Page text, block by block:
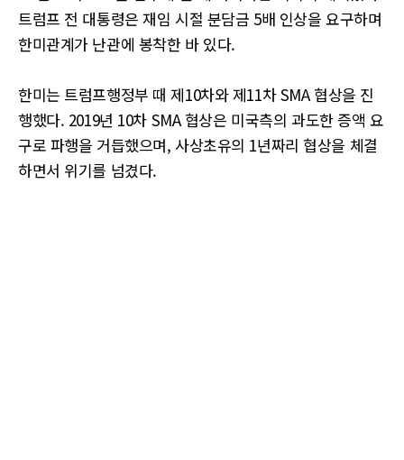
트럼프 전 대통령은 재임 시절 분담금 5배 인상을 요구하며
한미관계가 난관에 봉착한 바 있다.
한미는 트럼프행정부 때 제10차와 제11차 SMA 협상을 진
행했다. 2019년 10차 SMA 협상은 미국측의 과도한 증액 요
구로 파행을 거듭했으며, 사상초유의 1년짜리 협상을 체결
하면서 위기를 넘겼다.